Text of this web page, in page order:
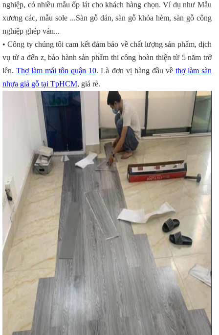
nghiệp, có nhiều mẫu ốp lát cho khách hàng chọn. Ví dụ như Mẫu
xương các, mẫu sole ...Sàn gỗ dán, sàn gỗ khóa hèm, sàn gỗ công
nghiệp ghép ván...
• Công ty chúng tôi cam kết đảm bảo về chất lượng sản phẩm, dịch
vụ từ a đến z, bảo hành sản phẩm thi công hoàn thiện từ 5 năm trở
lên.Thợ làm mái tôn quận 10. Là đơn vị hàng đầu về thợ làm sàn
nhựa giả gỗ tại TpHCM, giá rẻ.